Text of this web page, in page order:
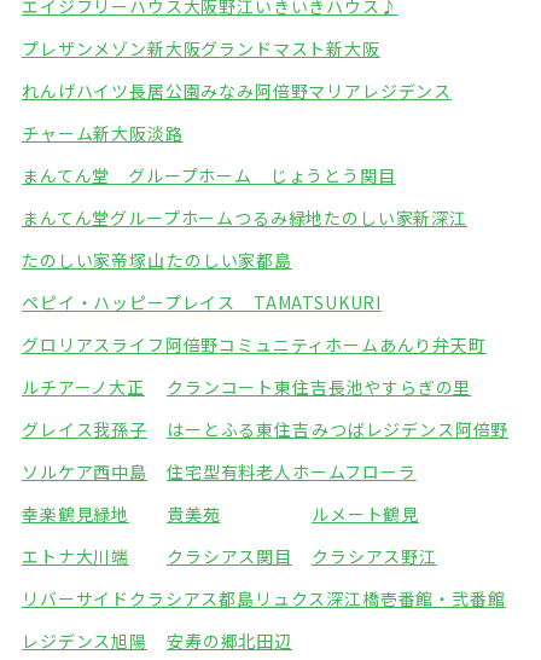
エイジフリーハウス大阪野江いきいきハウス♪
プレザンメゾン新大阪グランドマスト新大阪
れんげハイツ長居公園みなみ阿倍野マリアレジデンス
チャーム新大阪淡路
まんてん堂 グループホーム じょうとう関目
まんてん堂グループホームつるみ緑地たのしい家新深江
たのしい家帝塚山 たのしい家都島
ペピイ・ハッピープレイス TAMATSUKURI
グロリアスライフ阿倍野コミュニティホームあんり弁天町
ルチアーノ大正
クランコート東住吉長池やすらぎの里
グレイス我孫子
はーとふる東住吉 みつばレジデンス阿倍野
ソルケア西中島
住宅型有料老人ホームフローラ
幸楽鶴見緑地
貴美苑
ルメート鶴見
エトナ大川端
クラシアス関目
クラシアス野江
リバーサイドクラシアス都島 リュクス深江橋壱番館・弐番館
レジデンス旭陽
安寿の郷北田辺